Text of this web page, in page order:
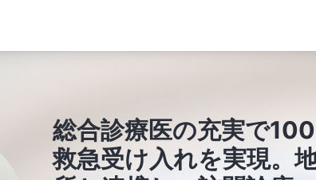
総合診療医の充実で
救急受け入れを実現。